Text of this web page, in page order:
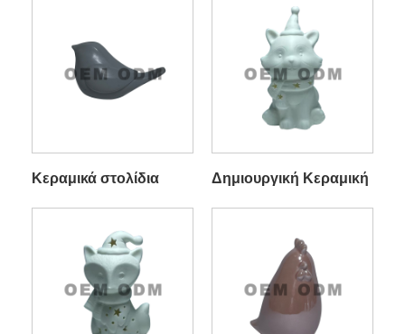
Κεραμικά στολίδια Δημιουργική Κεραμική